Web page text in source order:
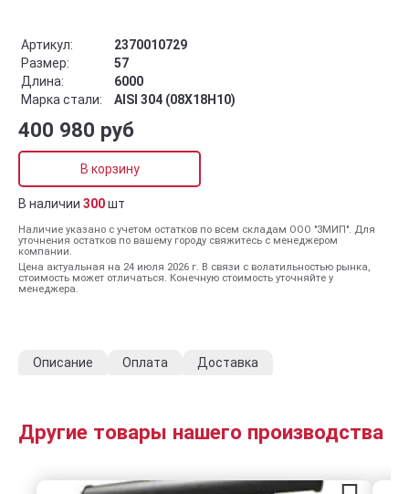
Артикул:
2370010729
Размер:
57
Длина:
6000
Марка стали:
AISI 304 (08Х18Н10)
400 980 руб
В корзину
В наличии 300шт
Наличие указано с учетом остатков по всем складам ООО "ЗМИП". Для
уточнения остатков по вашему городу свяжитесь с менеджером
компании.
Цена актуальная на 24 июля 2026 г. В связи с волатильностью рынка,
стоимость может отличаться. Конечную стоимость уточняйте у
менеджера.
Описание Оплата Доставка
Другие товары нашего производства